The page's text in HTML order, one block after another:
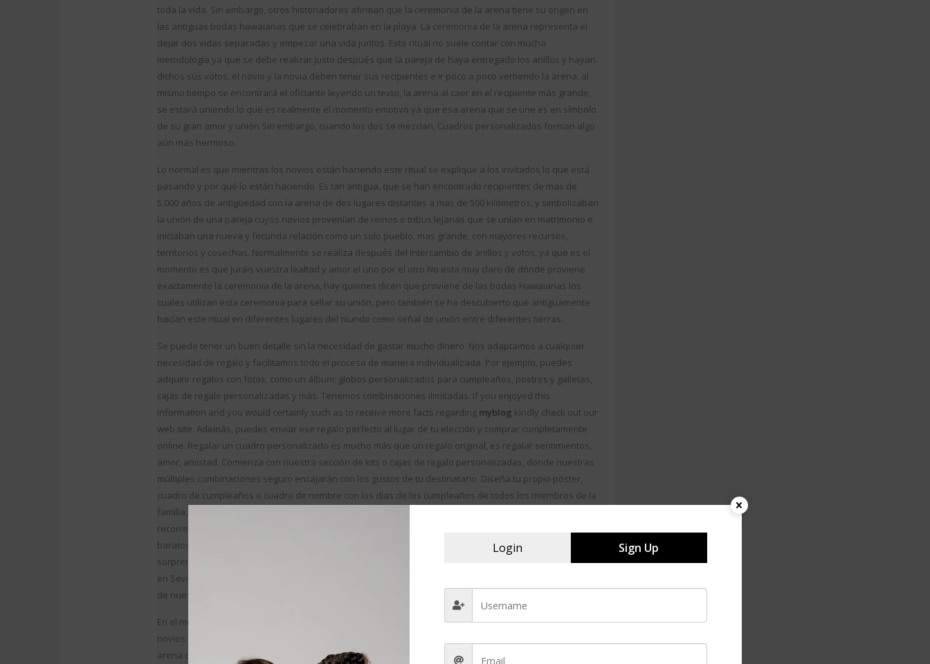
toda la vida. Sin embargo, otros historiadores afirman que la ceremonia de la arena tiene su origen en
las antiguas bodas hawaianas que se celebraban en la playa. La ceremonia de la arena representa el
dejar dos vidas separadas y empezar una vida juntos. Este ritual no suele contar con mucha
metodología ya que se debe realizar justo después que la pareja de haya entregado los anillos y hayan
dichos sus votos, el novio y la novia deben tener sus recipientes e ir poco a poco vertiendo la arena, al
mismo tiempo se encontrará el oficiante leyendo un texto, la arena al caer en el recipiente más grande,
se estará uniendo lo que es realmente el momento emotivo ya que esa arena que se une es en símbolo
de su gran amor y unión Sin embargo, cuando los dos se mezclan, Cuadros personalizados forman algo
aún más hermoso.
Lo normal es que mientras los novios están haciendo este ritual se explique a los invitados lo que está
pasando y por qué lo están haciendo. Es tan antigua, que se han encontrado recipientes de mas de
5.000 años de antigüedad con la arena de dos lugares distantes a mas de 500 kilómetros, y simbolizaban
la unión de una pareja cuyos novios provenían de reinos o tribus lejanas que se unían en matrimonio e
iniciaban una nueva y fecunda relación como un solo pueblo, mas grande, con mayores recursos,
territorios y cosechas. Normalmente se realiza después del intercambio de anillos y votos, ya que es el
momento es que juráis vuestra lealtad y amor el uno por el otro No esta muy claro de dónde proviene
exactamente la ceremonia de la arena, hay quienes dicen que proviene de las bodas Hawaianas los
cuales utilizan esta ceremonia para sellar su unión, pero también se ha descubierto que antiguamente
hacían este ritual en diferentes lugares del mundo como señal de unión entre diferentes tierras.
Se puede tener un buen detalle sin la necesidad de gastar mucho dinero. Nos adaptamos a cualquier
necesidad de regalo y facilitamos todo el proceso de manera individualizada. Por ejemplo, puedes
adquirir regalos con fotos, como un álbum; globos personalizados para cumpleaños, postres y galletas,
cajas de regalo personalizadas y más. Tenemos combinaciones ilimitadas. If you enjoyed this
information and you would certainly such as to receive more facts regarding myblog kindly check out our
web site. Además, puedes enviar ese regalo perfecto al lugar de tu elección y comprar completamente
online. Regalar un cuadro personalizado es mucho más que un regalo original, es regalar sentimientos,
amor, amistad. Comienza con nuestra sección de kits o cajas de regalo personalizadas, donde nuestras
múltiples combinaciones seguro encajarán con los gustos de tu destinatario. Diseña tu propio póster,
cuadro de cumpleaños o cuadro de nombre con los días de los cumpleaños de todos los miembros de la
familia, que será un cuadro único y personalizado que no encontrarás en ningún otro sitio. No vas a
recorrerte el mundo buscando ese detalle único. A continuación, te damos algunas ideas de regalos
baratos que podrás regalar en Navidad, cumpleaños, aniversario, San Valentín… Si quieres realmente
sorprender a una persona, nada mejor que hacerlo con un Bono Experiencia para jugar al Escape Room
en Sevilla También tenemos regalos baratos para cumpleaños infantiles. Puedes personalizar algunos
de nuestros artículos y entregarlo a los pequeños como recordatorio de cumpleaños.
En el momento de la Ceremonia, los dos recipientes pequeños serán vertidos alternativamente por los
novios en un recipiente más grande, simbolizando la unidad de la pareja. Entonces los novios tomaban
arena del lugar de nacimiento y las unían en un recipiente, simbolizando la unión A continuación, vaciad
Login Sign Up